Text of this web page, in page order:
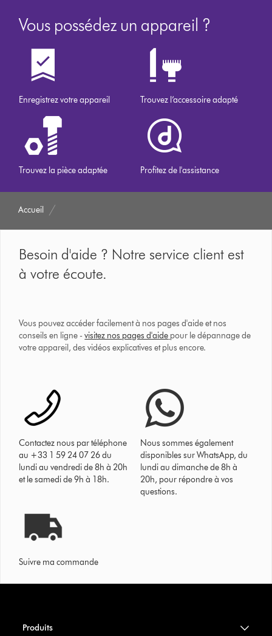
Vous possédez un appareil ?
Enregistrez votre appareil Trouvez l’accessoire adapté
Trouvez la pièce adaptée Profitez de l'assistance
Accueil
Besoin d'aide ? Notre service client est
à votre écoute.
Vous pouvez accéder facilement à nos pages d'aide et nos
conseils en ligne -visitez nos pages d'aide pour le dépannage de
votre appareil, des vidéos explicatives et plus encore.
Contactez nous par téléphone
au +33 1 59 24 07 26 du
lundi au vendredi de 8h à 20h
et le samedi de 9h à 18h.
Nous sommes également
disponibles sur WhatsApp, du
lundi au dimanche de 8h à
20h, pour répondre à vos
questions.
Suivre ma commande
Produits